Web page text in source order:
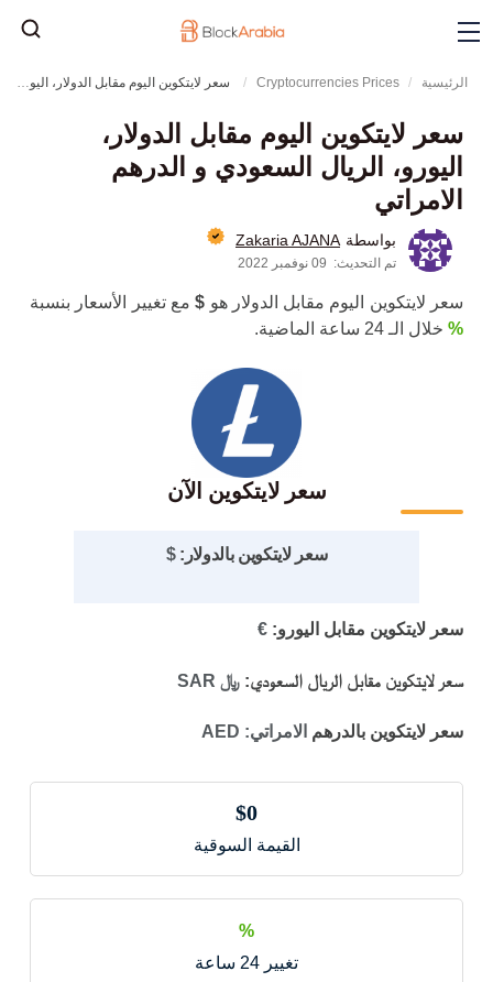
الرئيسية Cryptocurrencies Prices سعر لايتكوين اليوم مقابل الدولار، اليورو، الريال السعودي و الدرهم الامراتي
سعر لايتكوين اليوم مقابل الدولار،
اليورو، الريال السعودي و الدرهم
الامراتي
بواسطة Zakaria AJANA
تم التحديث: 09 نوفمبر 2022
سعر لايتكوين اليوم مقابل الدولار هو $مع تغيير الأسعار بنسبة
% خلال الـ 24 ساعة الماضية.
سعر لايتكوين الآن
سعر لايتكوين بالدولار:$
سعر لايتكوين مقابل اليورو: €
سعر لايتكوين مقابل الريال السعودي: ﷼ SAR
سعر لايتكوين بالدرهم الامراتي: AED
$0
القيمة السوقية
%
تغيير 24 ساعة